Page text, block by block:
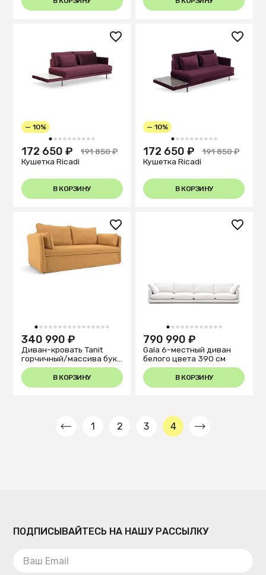
1 2 3 4 5 6 7 8 9 10
— 10%
172 650 ₽
191 850 ₽
Кушетка Ricadi
В КОРЗИНУ
1 2 3 4 5 6 7 8 9 10
— 10%
172 650 ₽
191 850 ₽
Кушетка Ricadi
В КОРЗИНУ
1 2 3 4 5 6 7 8 9 10111213141516
340 990 ₽
Диван-кровать Tanit
горчичный/массива бука
210см
В КОРЗИНУ
1 2 3 4 5 6 7 8 9 101112
790 990 ₽
Gala 6-местный диван
белого цвета 390 см
В КОРЗИНУ
1 2 3 4
ПОДПИСЫВАЙТЕСЬ НА НАШУ РАССЫЛКУ